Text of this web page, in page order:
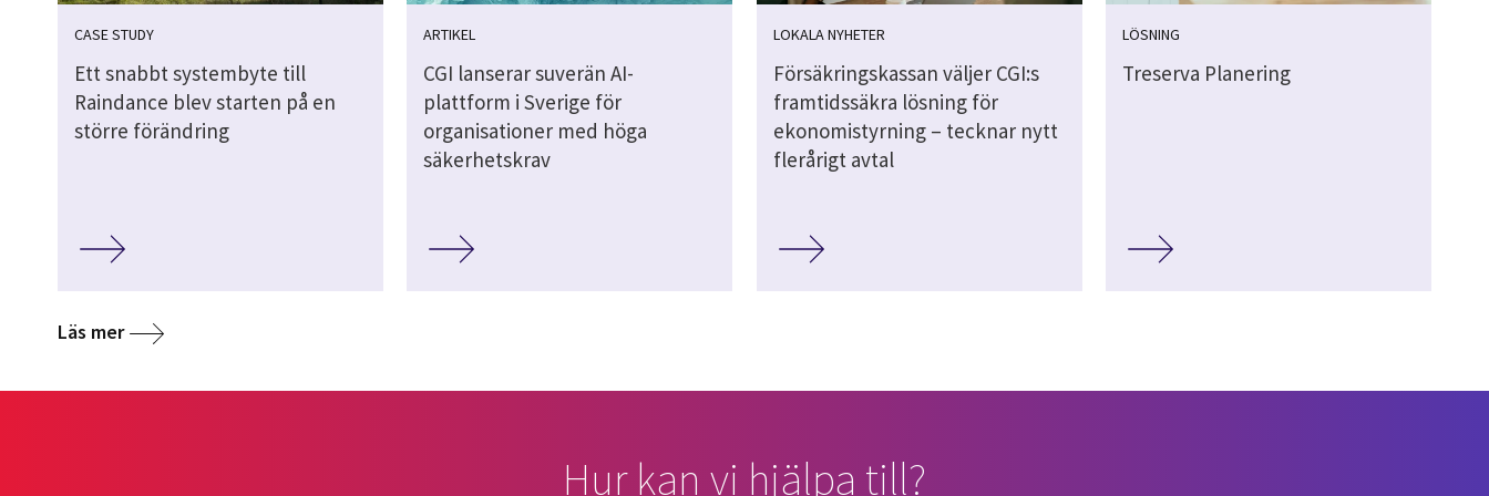
CASE STUDY
Ett snabbt systembyte till
Raindance blev starten på en
större förändring
ARTIKEL
CGI lanserar suverän AI-
plattform i Sverige för
organisationer med höga
säkerhetskrav
LOKALA NYHETER
Försäkringskassan väljer CGI:s
framtidssäkra lösning för
ekonomistyrning – tecknar nytt
flerårigt avtal
LÖSNING
Treserva Planering
Läs mer
Hur kan vi hjälpa till?